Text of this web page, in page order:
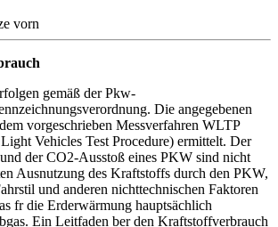
vorn
gemäß der Pkw-
Die angegebenen
vorgeschrieben Messverfahren WLTP
Vehicles Test Procedure) ermittelt. Der
der CO2-Ausstoß eines PKW sind nicht
Ausnutzung des Kraftstoffs durch den PKW,
und anderen nichttechnischen Faktoren
fr die Erderwärmung hauptsächlich
Ein Leitfaden ber den Kraftstoffverbrauch